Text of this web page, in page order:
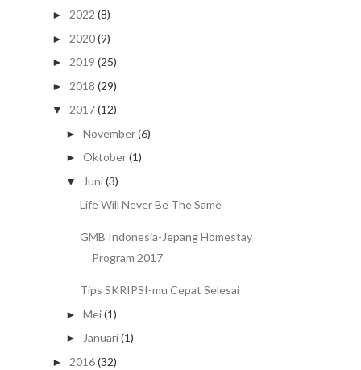
► 2022 (8)
► 2020(9)
► 2019 (25)
► 2018 (29)
▼ 2017(12)
► November(6)
► Oktober(1)
▼ Juni(3)
Life Will Never Be The Same
GMB Indonesia-Jepang Homestay
Program 2017
Tips SKRIPSI-mu Cepat Selesai
► Mei(1)
► Januari(1)
► 2016(32)